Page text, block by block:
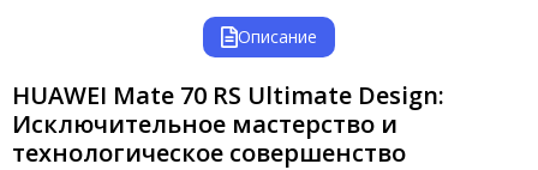
Описание
HUAWEI Mate 70 RS Ultimate Design:
Исключительное мастерство и
технологическое совершенство